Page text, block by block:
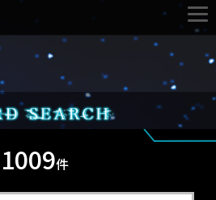
1009件